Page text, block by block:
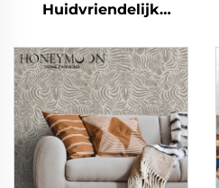
Huidvriendelijk
Microvezel Deken
Lichte Alternatief voor
Eendendekens Duvet